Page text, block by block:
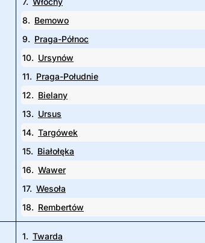
8. Bemowo
9. Praga-Północ
10. Ursynów
11. Praga-Południe
12. Bielany
13. Ursus
14. Targówek
15. Białołęka
16. Wawer
17. Wesoła
18. Rembertów
1. Twarda